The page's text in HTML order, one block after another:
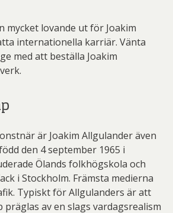
mycket lovande ut för Joakim
internationella karriär. Vänta
med att beställa Joakim
är Joakim Allgulander även
den 4 september 1965 i
Ölands folkhögskola och
i Stockholm. Främsta medierna
Typiskt för Allgulanders är att
av en slags vardagsrealism